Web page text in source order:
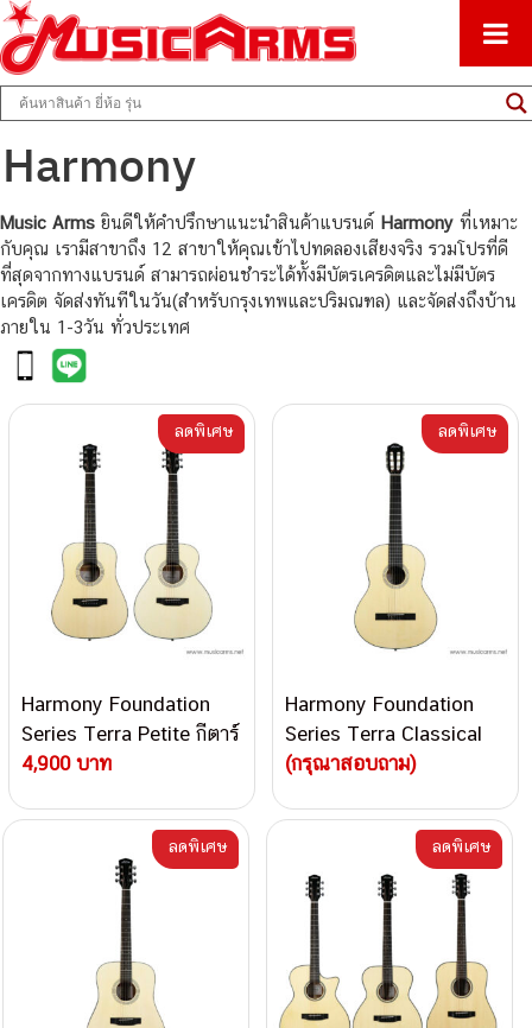
Music Arms
ศูนย์รวมครื่องดนตรีทุกชนิด ตั้งแต่เริ่มต้นถึงมืออาชีพ
Harmony
Music Arms ยินดีให้คำปรึกษาแนะนำสินค้าแบรนด์ Harmony ที่เหมาะ
กับคุณ เรามีสาขาถึง 12 สาขาให้คุณเข้าไปทดลองเสียงจริง รวมโปรที่ดี
ที่สุดจากทางแบรนด์ สามารถผ่อนชำระได้ทั้งมีบัตรเครดิตและไม่มีบัตร
เครดิต จัดส่งทันทีในวัน(สำหรับกรุงเทพและปริมณฑล) และจัดส่งถึงบ้าน
ภายใน 1-3วัน ทั่วประเทศ
Harmony Foundation
Series Terra Petite กีตาร์
โปร่ง
4,900 บาท
ลดพิเศษ
Harmony Foundation
Series Terra Classical
กีตาร์คลาสสิก
(กรุณาสอบถาม)
ลดพิเศษ
ลดพิเศษ ลดพิเศษ